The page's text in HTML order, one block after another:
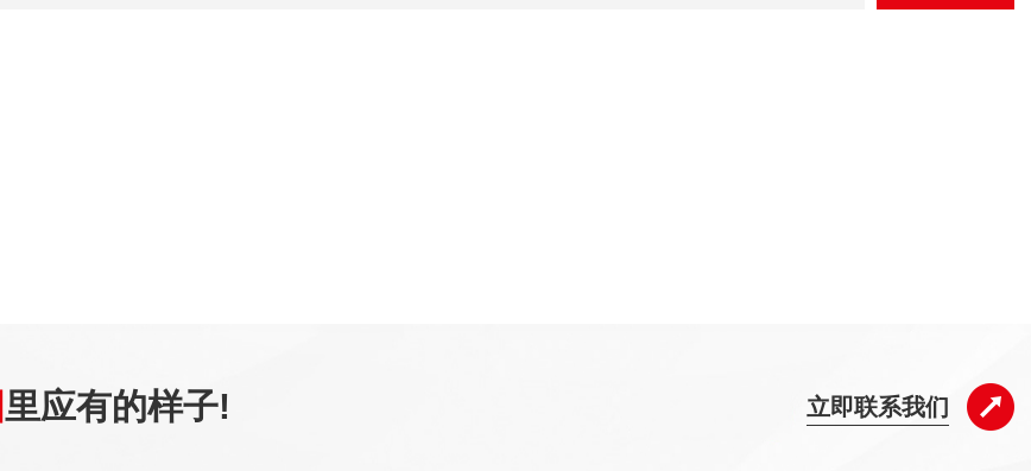
里应有的样子! 立即联系我们